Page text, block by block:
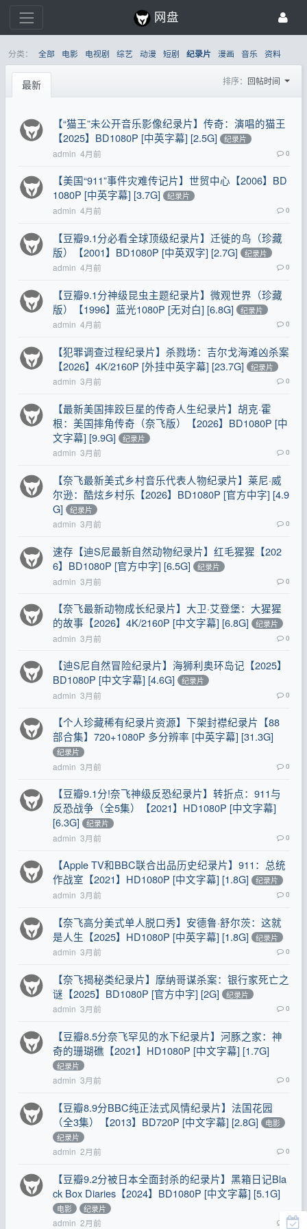
网盘
分类： 全部 电影 电视剧 综艺 动漫 短剧 纪录片 漫画 音乐 资料
最新 排序： 回帖时间
【“猫王”未公开音乐影像纪录片】传奇：演唱的猫王
【2025】BD1080P [中英字幕] [2.5G]
纪录片
admin 4月前 0
【美国“911”事件灾难传记片】世贸中心【2006】BD
1080P [中英字幕] [3.7G]
纪录片
admin 4月前 0
【豆瓣9.1分必看全球顶级纪录片】迁徙的鸟（珍藏
版）【2001】BD1080P [中英双字] [2.7G]
纪录片
admin 4月前 0
【豆瓣9.1分神级昆虫主题纪录片】微观世界（珍藏
版）【1996】蓝光1080P [无对白] [6.8G]
纪录片
admin 4月前 0
【犯罪调查过程纪录片】杀戮场：吉尔戈海滩凶杀案
【2026】4K/2160P [外挂中英字幕] [23.7G]
纪录片
admin 3月前 0
【最新美国摔跤巨星的传奇人生纪录片】胡克·霍
根：美国摔角传奇（奈飞版）【2026】BD1080P [中
文字幕] [9.9G]
纪录片
admin 3月前 0
【奈飞最新美式乡村音乐代表人物纪录片】莱尼·威
尔逊：酷炫乡村乐【2026】BD1080P [官方中字] [4.9
G]
纪录片
admin 3月前 0
速存【迪S尼最新自然动物纪录片】红毛猩猩【202
6】BD1080P [官方中字] [6.5G]
纪录片
admin 3月前 0
【奈飞最新动物成长纪录片】大卫·艾登堡：大猩猩
的故事【2026】4K/2160P [中文字幕] [6.8G]
纪录片
admin 3月前 0
【迪S尼自然冒险纪录片】海狮利奥环岛记【2025】
BD1080P [中文字幕] [4.6G]
纪录片
admin 3月前 0
【个人珍藏稀有纪录片资源】下架封襟纪录片【88
部合集】720+1080P 多分辨率 [中英字幕] [31.3G]
纪录片
admin 3月前 0
【豆瓣9.1分!奈飞神级反恐纪录片】转折点：911与
反恐战争（全5集）【2021】HD1080P [中文字幕]
[6.3G]
纪录片
admin 3月前 0
【Apple TV和BBC联合出品历史纪录片】911：总统
作战室【2021】HD1080P [中文字幕] [1.8G]
纪录片
admin 3月前 0
【奈飞高分美式单人脱口秀】安德鲁·舒尔茨：这就
是人生【2025】HD1080P [中英字幕] [1.8G]
纪录片
admin 3月前 0
【奈飞揭秘类纪录片】摩纳哥谋杀案：银行家死亡之
谜【2025】BD1080P [官方中字] [2G]
纪录片
admin 3月前 0
【豆瓣8.5分奈飞罕见的水下纪录片】河豚之家：神
奇的珊瑚礁【2021】HD1080P [中文字幕] [1.7G]
纪录片
admin 3月前 0
【豆瓣8.9分BBC纯正法式风情纪录片】法国花园
（全3集）【2013】BD720P [中文字幕] [2.8G]
电影
纪录片
admin 2月前 0
【豆瓣9.2分被日本全面封杀的纪录片】黑箱日记Bla
ck Box Diaries【2024】BD1080P [中文字幕] [5.1G]
电影 纪录片
admin 2月前 0